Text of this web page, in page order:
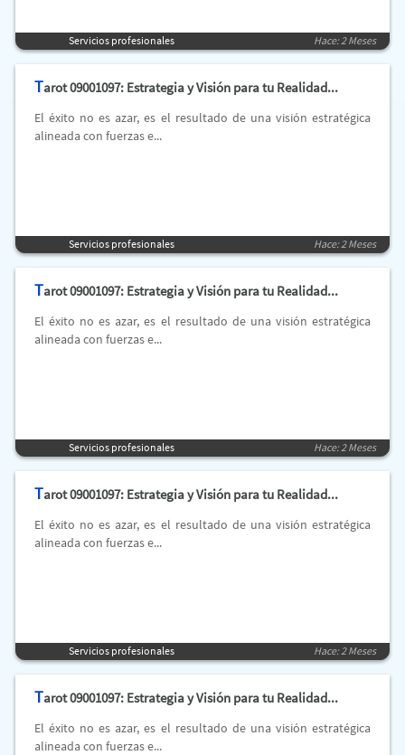
Servicios profesionales Hace: 2 Meses
Tarot 09001097: Estrategia y Visión para tu Realidad...
El éxito no es azar, es el resultado de una visión estratégica
alineada con fuerzas e...
Servicios profesionales Hace: 2 Meses
Tarot 09001097: Estrategia y Visión para tu Realidad...
El éxito no es azar, es el resultado de una visión estratégica
alineada con fuerzas e...
Servicios profesionales Hace: 2 Meses
Tarot 09001097: Estrategia y Visión para tu Realidad...
El éxito no es azar, es el resultado de una visión estratégica
alineada con fuerzas e...
Servicios profesionales Hace: 2 Meses
Tarot 09001097: Estrategia y Visión para tu Realidad...
El éxito no es azar, es el resultado de una visión estratégica
alineada con fuerzas e...